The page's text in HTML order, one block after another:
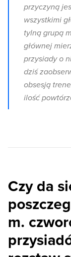
przyczyną
wszystkimi
tylną grupą
głównej
przysiady o
dziś
obsesją
ilość
Czy da
m.